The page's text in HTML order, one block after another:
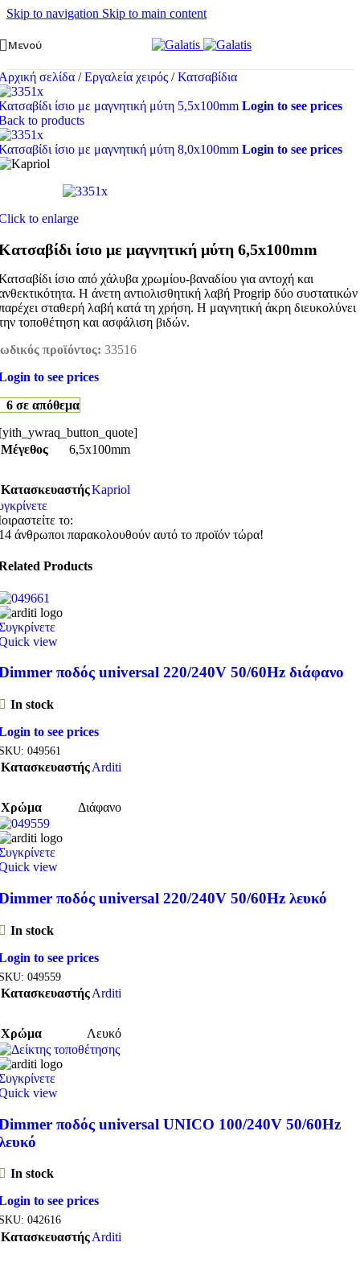
Skip to navigation Skip to main content
Μενού
σελίδα / Εργαλεία χειρός / Κατσαβίδια
ίσιο με μαγνητική μύτη 5,5x100mm Login to see prices
to products
ίσιο με μαγνητική μύτη 8,0x100mm Login to see prices
to enlarge
ίσιο με μαγνητική μύτη 6,5x100mm
ίσιο από χάλυβα χρωμίου-βαναδίου για αντοχή και
Η άνετη αντιολισθητική λαβή Progrip δύο συστατικών
σταθερή λαβή κατά τη χρήση. Η μαγνητική άκρη διευκολύνει
τοποθέτηση και ασφάλιση βιδών.
προϊόντος: 33516
to see prices
6 σε απόθεμα
Μέγεθος
6,5x100mm
ΚατασκευαστήςKapriol
το:
άνθρωποι παρακολουθούν αυτό το προϊόν τώρα!
Products
view
ποδός universal 220/240V 50/60Hz διάφανο
In stock
to see prices
049561
ΚατασκευαστήςArditi
Χρώμα Διάφανο
view
ποδός universal 220/240V 50/60Hz λευκό
In stock
to see prices
049559
ΚατασκευαστήςArditi
Χρώμα Λευκό
view
ποδός universal UNICO 100/240V 50/60Hz
In stock
to see prices
042616
ΚατασκευαστήςArditi